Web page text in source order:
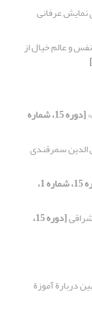
نمایش عرفانی
و عالم خیال از
[دوره 15، شماره
سمرقندی
[دوره 15، شماره 1،
[دوره 15،
دربارة آموزة